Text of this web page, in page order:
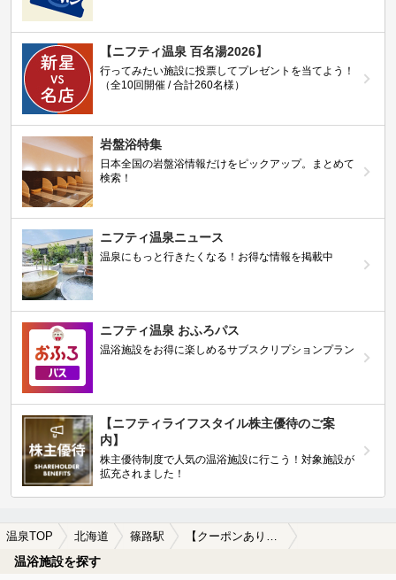
【ニフティ温泉 百名湯2026】
行ってみたい施設に投票してプレゼントを当てよう！
（全10回開催 / 合計260名様）
岩盤浴特集
日本全国の岩盤浴情報だけをピックアップ。まとめて
検索！
ニフティ温泉ニュース
温泉にもっと行きたくなる！お得な情報を掲載中
ニフティ温泉 おふろパス
温浴施設をお得に楽しめるサブスクリプションプラン
【ニフティライフスタイル株主優待のご案
内】
株主優待制度で人気の温浴施設に行こう！対象施設が
拡充されました！
温泉TOP 北海道 篠路駅 【クーポンあり】マッサージ、エステがある篠路駅近くの温泉、日帰り温泉、スーパー銭湯おすすめ
温浴施設を探す